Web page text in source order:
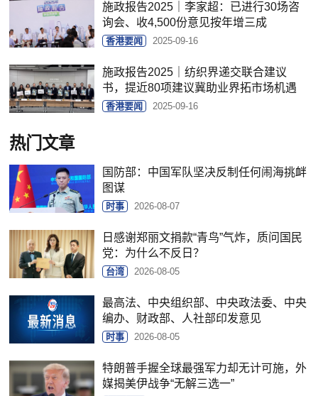
施政报告2025｜李家超：已进行30场咨
询会、收4,500份意见按年增三成
香港要闻 2025-09-16
施政报告2025｜纺织界递交联合建议
书，提近80项建议冀助业界拓市场机遇
香港要闻 2025-09-16
热门文章
国防部：中国军队坚决反制任何闹海挑衅
图谋
时事 2026-08-07
日感谢郑丽文捐款“青鸟”气炸，质问国民
党：为什么不反日？
台湾 2026-08-05
最高法、中央组织部、中央政法委、中央
编办、财政部、人社部印发意见
时事 2026-08-05
特朗普手握全球最强军力却无计可施，外
媒揭美伊战争“无解三选一”